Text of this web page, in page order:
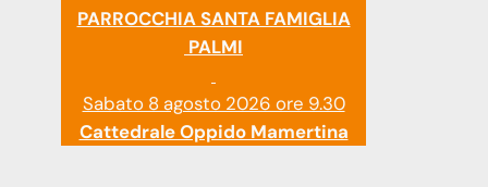
PARROCCHIA SANTA FAMIGLIA
PALMI
Sabato 8 agosto 2026 ore 9.30
Cattedrale Oppido Mamertina